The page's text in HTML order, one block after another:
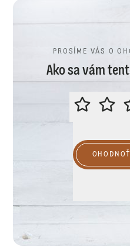
PROSÍME VÁS O
Ako sa vám